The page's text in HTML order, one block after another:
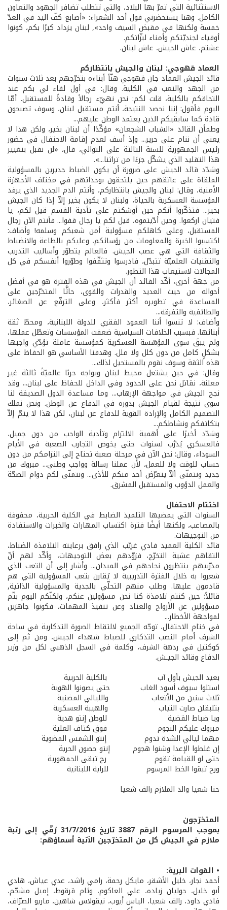
الاستثنائية التي تمرّ بها البلاد، والتي تتطلب تضافر الجهود والتعاون
الكامل. وهنا يستحضرني قول أحد الشعراء: «أصابع كفّ اليد في العدّ
خمسة ولكنها في مقبض السيف واحد», لبنان يزداد كبرًا بكم، كونوا
أوفياء لجنديّتكم وأمناء لبزّاتكم.
عشتم، عاش الجيش، عاش لبنان.
العماد قهوجي: لبنان والجيش بانتظاركم
قائد الجيش العماد جان قهوجي هنّأ أبناءه بتخرّجهم بعد ثلاث سنوات
من الجهد والتعب في الكلية. وقال: في أول لقاء لي بكم عند
التحاقكم بالكلية، قلت لكم: نحن نهيّء رجالاً وقادةً للمستقبل. أمّا
اليوم فأقول: إننا نحصد النتيجة، أنتم مستقبل لبنان، وسوف تصبحون
قادة كما سابقيكم الذين يعتمد الوطن عليهم...
وطمأن القائد «الشباب الشجعان» مؤكّدًا أن لبنان بخير، ولكن هذا لا
يعني أن ننام على حرير... وإذ أسف لعدم إقامة الاحتفال في حضور
رئيس الجمهورية للسنة الثالثة على التوالي، قال، «لن نقبل بتغيير
هذا التقليد الذي يشكّل جزءًا من تراثنا...».
وشدّد قائد الجيش على ضرورة أن يكون الضباط جديرين بالمسؤولية
الملقاة على عاتقهم حين يلتحقون بوحداتهم في مختلف الأجهزة
الأمنية، وقال: لبنان والجيش بانتظاركم، وأنتم الدم الجديد الذي يرفد
المؤسسة العسكرية بالحياة، ولبنان لا يكون بخير إلاّ إذا كان الجيش
بخير... فتذكّروا أنكم حين أوشكتم على تأدية القسم قيل لكم، يا
فتيان اركعوا. وحين أدّيتموه، قيل لكم يا رجال قفوا... فأنتم الآن رجال
المستقبل، وعلى كاهلكم مسؤولية أمن شعبكم وسلمه! وأضاف:
اكتسبوا الخبرة والمعلومات من رؤسائكم، وعليكم بالطاعة والانضباط
والثقافة التي هي عصب الجيش. فالعالم يتطوّر وأساليب التدريب
والتقنيات العلميّة تتبدّل، فادرسوا وتثقّفوا وطوّروا أنفسكم في كل
المجالات لاستيعاب هذا التطور.
من جهة أخرى، أكّد القائد أن الجيش في هذه الفترة هو في أفضل
أحواله من حيث العديد والقدرات والقوى، حاثًّا المتخرّجين على
المساعدة في تطويره أكثر فأكثر، وعلى الترفّع عن الصغائر،
والطائفية والتفرقة...
وأضاف: لا تنسوا أننا العمود الفقري للدولة اللبنانية، ومحطّ ثقة
أبنائها. فبسبب الخلافات السياسية ضعفت المؤسسات وتعطّل عملها،
ولم يبقَ سوى المؤسّسة العسكرية كمؤسسة عاملة تؤدّي واجبها
بشكلٍ كامل من دون كلل ولا ملل. وهدفنا الأساسي هو الحفاظ على
هذه الثقة وسوف نقوم بالمستحيل لذلك...
وقال: في حين يشتعل محيط لبنان ويواجه حربًا عالميّةً ثالثة غير
معلنة، نقاتل نحن على الحدود وفي الداخل للحفاظ على لبنان... وقد
نجح الجيش في مواجهة الإرهاب... وما مساعدة الدول الصديقة لنا
سوى نتيجة لقيام الجيش بدوره في الدفاع عن الوطن. ونحن نملك
التصميم الكامل والإرادة القوية للدفاع عن لبنان، لكن هذا لا يتمّ إلاّ
بتكاتفكم ونشاطكم...
وشدّد أخيرًا على أهمية الالتزام وتأدية الواجب من دون جميل،
فالعسكري يُدرَّب لسنوات حتى يخوض التجارب الصعبة في الأيام
السوداء، وقال: نحن الآن في مرحلة صعبة تحتاج إلى التزامكم من دون
حساب للوقت ولا للعمل، لأن عملنا رسالة وواجب وطني... مبروك من
جديد ونتمنّى ألاّ يتعرّض أحد منكم للأذى... ونتمنّى لكم دوام الصحّة
والعمل الدؤوب والمستقبل المشرق.
اختتام الاحتفال
السنوات التي يمضيها التلميذ الضابط في الكلية الحربية، محفوفة
بالمصاعب، ولكنها أيضًا فترة اكتساب المهارات والخبرات والاستفادة
من التوجيهات.
قائد الكلية العميد فادي غريّب الذي رافق برعايته التلامذة الضباط،
التقاهم عشية التخرّج، فزوّدهم بعض التوجيهات، وأكّد لهم أنّ
مدرّبيهم ينتظرون نجاحهم في الميدان... وأشار إلى أن التعب الذي
شعروا به خلال الفترة التدريبية لا يُقارن بتعب المسؤولية التي هم
قادمون عليها. وطلب منهم التحلّي بالجدية والمسؤولية الذاتية,
قائلاً: حين كنتم تلامذة كنا نحن مسؤولين عنكم، ولكنّكم اليوم بتّم
مسؤولين عن الأرواح والعتاد وعن تنفيذ المهمات، فكونوا جاهزين
لمواجهة الأخطار...
في ختام الاحتفال، توجّه الجميع لالتقاط الصورة التذكارية في ساحة
الشرف أمام النصب التذكاري للضباط شهداء الجيش، ومن ثم إلى
كوكتيل في ردهة الشرف، وكلمة في السجل الذهبي لكل من وزير
الدفاع وقائد الجيـش.
بعيد الجيش بأول آب بالكلية الحربية
استلوا سيوف أسود الغاب حتى يصونوا الهوية
ثلاث سنين من الأتعاب والليالي المضنية
بتلبقلن صارت التياب والهيبة العسكرية
ويا ضباط القضية للوطن إنتو هدية
مبروك عليكم النجوم فوق كتاف العلية
مهما ليالي الشدة تدوم إنتو الشمس المضوية
إن غلطوا الإعدا وشنوا هجوم إنتو حصون الحرية
حتى لو القيامة تقوم رح تبقى الجمهورية
ورح تبقوا الخط المرسوم للراية اللبنانية
حنا شعيا والد الملازم رالف شعيا
المتخرّجون
بموجب المرسوم الرقم 3887 تاريخ 31/7/2016 رُقّي إلى رتبة
ملازم في الجيش كل من المتخرّجين الآتية أسماؤهم:
• القوات البرية:
أحمد نجار، خليل الأشقر، مايكل رحمة، رامي راشد، عدي عياش، هادي
أبو خليل، جوليان زياده، علي العاكوم، وئام قرقوط، إميل مشحّم،
فادي داود، رالف شعيا، الياس أيوب، نيقولاس شاهين، ماريو الصرّاف،